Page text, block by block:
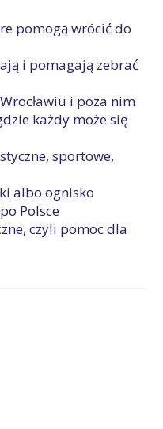
pomogą wrócić do
i pomagają zebrać
i poza nim
każdy może się
sportowe,
albo ognisko
Polsce
czyli pomoc dla